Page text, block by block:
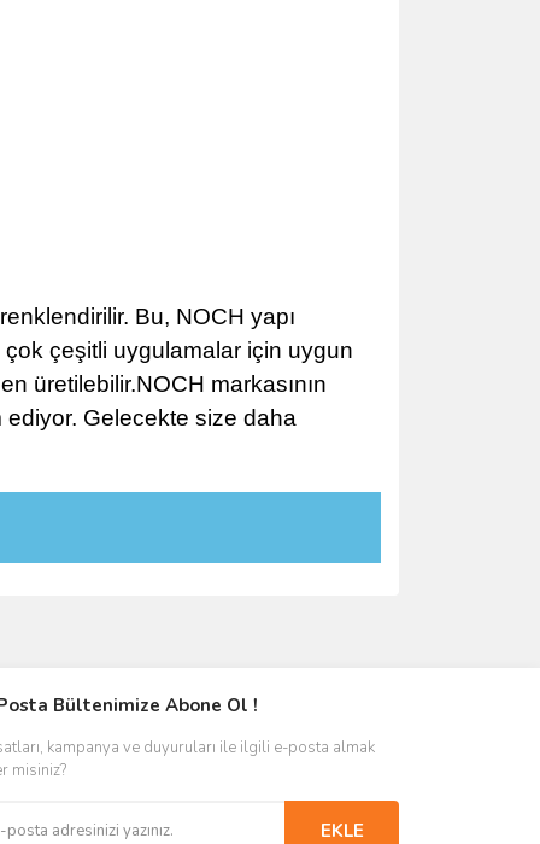
Bu, NOCH yapı
çok çeşitli uygulamalar için uygun
üretilebilir.NOCH markasının
ediyor. Gelecekte size daha
Bültenimize Abone Ol !
kampanya ve duyuruları ile ilgili e-posta almak
misiniz?
EKLE